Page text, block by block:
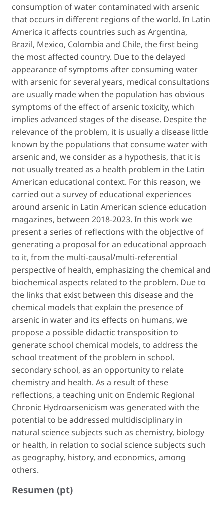
consumption of water contaminated with arsenic
that occurs in different regions of the world. In Latin
America it affects countries such as Argentina,
Brazil, Mexico, Colombia and Chile, the first being
the most affected country. Due to the delayed
appearance of symptoms after consuming water
with arsenic for several years, medical consultations
are usually made when the population has obvious
symptoms of the effect of arsenic toxicity, which
implies advanced stages of the disease. Despite the
relevance of the problem, it is usually a disease little
known by the populations that consume water with
arsenic and, we consider as a hypothesis, that it is
not usually treated as a health problem in the Latin
American educational context. For this reason, we
carried out a survey of educational experiences
around arsenic in Latin American science education
magazines, between 2018-2023. In this work we
present a series of reflections with the objective of
generating a proposal for an educational approach
to it, from the multi-causal/multi-referential
perspective of health, emphasizing the chemical and
biochemical aspects related to the problem. Due to
the links that exist between this disease and the
chemical models that explain the presence of
arsenic in water and its effects on humans, we
propose a possible didactic transposition to
generate school chemical models, to address the
school treatment of the problem in school.
secondary school, as an opportunity to relate
chemistry and health. As a result of these
reflections, a teaching unit on Endemic Regional
Chronic Hydroarsenicism was generated with the
potential to be addressed multidisciplinary in
natural science subjects such as chemistry, biology
or health, in relation to social science subjects such
as geography, history, and economics, among
others.
Resumen (pt)